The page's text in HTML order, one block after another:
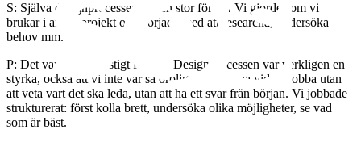
S: Själva designprocessen var en stor fördel! Vi gjorde som vi
brukar i andra projekt och började med att researcha, undersöka
behov mm.
P: Det var inget konstigt för oss. Designprocessen var verkligen en
styrka, också att vi inte var så oroliga, vi är vana vid att jobba utan
att veta vart det ska leda, utan att ha ett svar från början. Vi jobbade
strukturerat: först kolla brett, undersöka olika möjligheter, se vad
som är bäst.